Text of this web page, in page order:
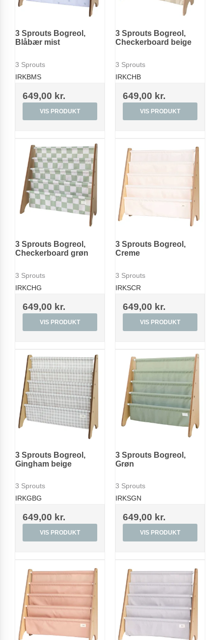
3 Sprouts Bogreol,
Blåbær mist
3 Sprouts
IRKBMS
649,00 kr.
VIS PRODUKT
3 Sprouts Bogreol,
Checkerboard beige
3 Sprouts
IRKCHB
649,00 kr.
VIS PRODUKT
3 Sprouts Bogreol,
Checkerboard grøn
3 Sprouts
IRKCHG
649,00 kr.
VIS PRODUKT
3 Sprouts Bogreol,
Creme
3 Sprouts
IRKSCR
649,00 kr.
VIS PRODUKT
3 Sprouts Bogreol,
Gingham beige
3 Sprouts
IRKGBG
649,00 kr.
VIS PRODUKT
3 Sprouts Bogreol,
Grøn
3 Sprouts
IRKSGN
649,00 kr.
VIS PRODUKT